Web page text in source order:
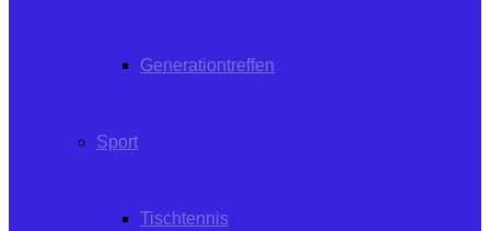
Generationtreffen
Sport
Tischtennis